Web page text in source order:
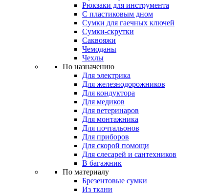
Рюкзаки для инструмента
С пластиковым дном
Сумки для гаечных ключей
Сумки-скрутки
Саквояжи
Чемоданы
Чехлы
По назначению
Для электрика
Для железнодорожников
Для кондуктора
Для медиков
Для ветеринаров
Для монтажника
Для почтальонов
Для приборов
Для скорой помощи
Для слесарей и сантехников
В багажник
По материалу
Брезентовые сумки
Из ткани